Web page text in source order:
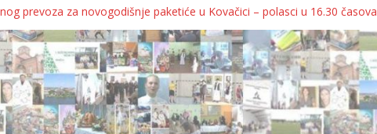
prevoza za novogodišnje paketiće u Kovačici – polasci u 16.30 časova
KOLICA ZA 76 BEBA SA TERITORIJE OPŠTINE KOVAČICA
oborila rekord zatvorenih firmi!
telo
pa kukaju o „egzilu“